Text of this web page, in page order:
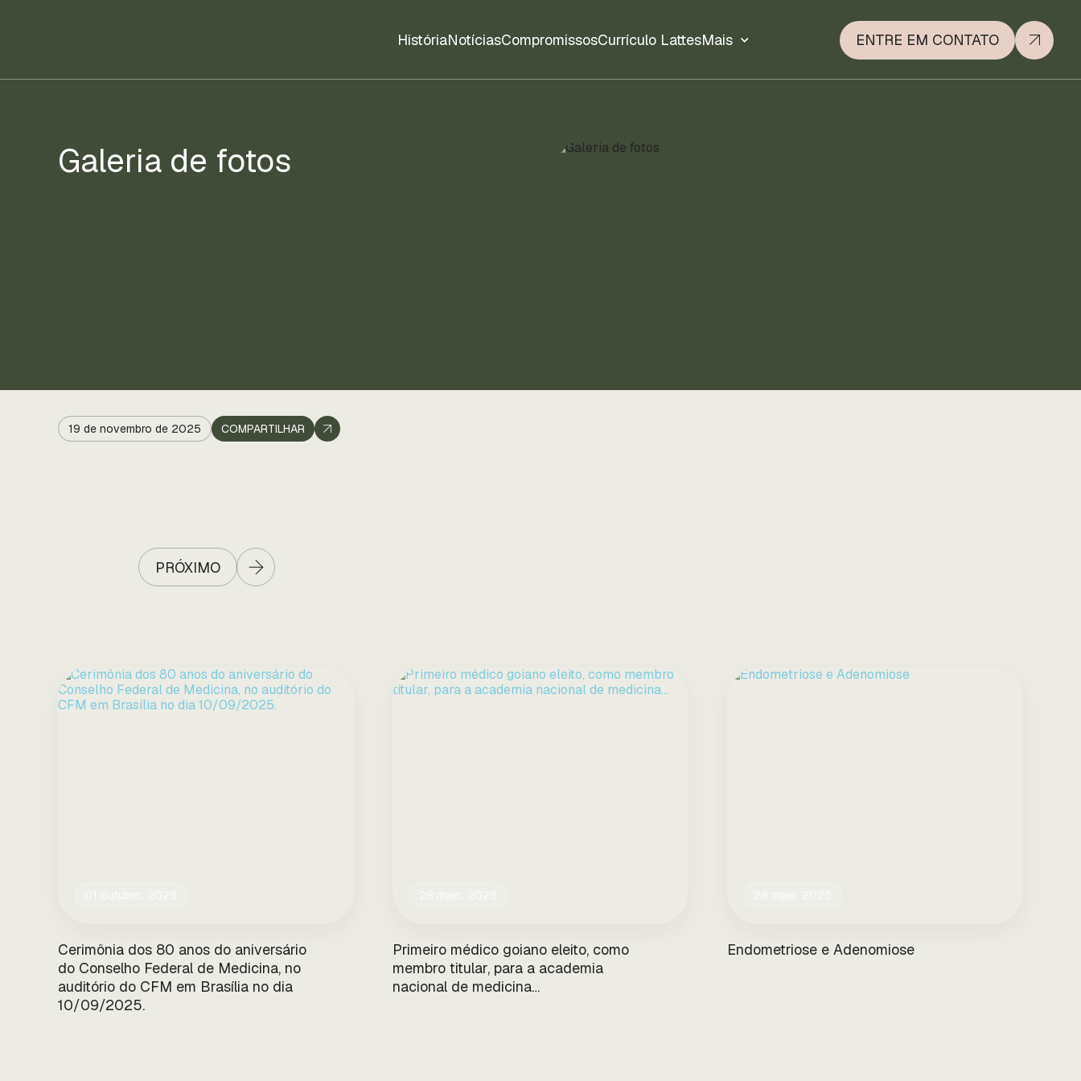
HistóriaNotíciasCompromissosCurrículo LattesMais ENTRE EM CONTATO
Galeria de fotos
19 de novembro de 2025 COMPARTILHAR
PRÓXIMO
Cerimônia dos 80 anos do aniversário
do Conselho Federal de Medicina, no
auditório do CFM em Brasília no dia
10/09/2025.
Primeiro médico goiano eleito, como
membro titular, para a academia
nacional de medicina…
Endometriose e Adenomiose